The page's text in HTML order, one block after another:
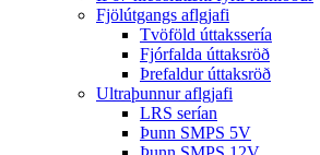
Fjölútgangs aflgjafi
Tvöföld úttakssería
Fjórfalda úttaksröð
Þrefaldur úttaksröð
Ultraþunnur aflgjafi
LRS serían
Þunn SMPS 5V